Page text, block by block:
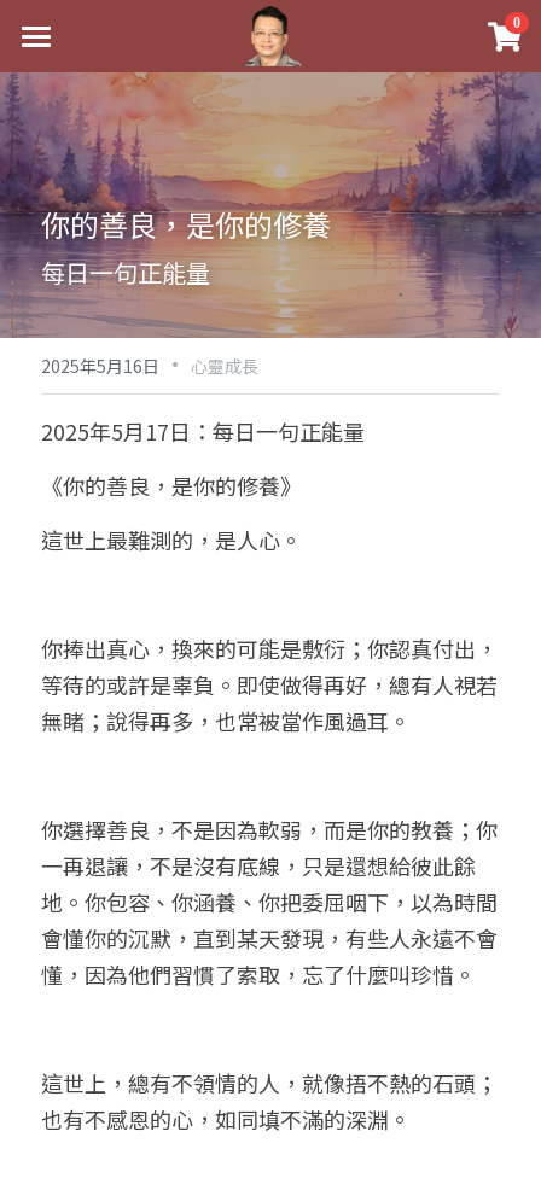
0
最新消息
關於我
實體經營
祖傳命理
手工印鑑
課程介紹
五行八字學
後天派陽宅
Blog
黃金會員專區
八字雜記
心靈成長
人氣最高
臉書生活
好書推廌
試閱專區
Podcast聽書
團隊訓練營
八字視頻
線上直播
自我挑戰
線上學苑
八字初階班1
八字初階班2
八字中階班
八字高階班
五行計算高階班
團隊訓練營
命理商城
八字完整班
科學八字推理PDF
八字批命
我的著作
科學八字推理2
科學八字推理3
輕鬆學會科學八字推理
批命預約
上課預約
FB粉絲頁
登錄/註冊
搜索
繁體中文
0938617837
support@p8zicourse.com
你的善良，是你的修養
每日一句正能量
2025年5月16日 · 心靈成長
2025年5月17日：每日一句正能量
《你的善良，是你的修養》
這世上最難測的，是人心。
你捧出真心，換來的可能是敷衍；你認真付出，
等待的或許是辜負。即使做得再好，總有人視若
無睹；說得再多，也常被當作風過耳。
你選擇善良，不是因為軟弱，而是你的教養；你
一再退讓，不是沒有底線，只是還想給彼此餘
地。你包容、你涵養、你把委屈咽下，以為時間
會懂你的沉默，直到某天發現，有些人永遠不會
懂，因為他們習慣了索取，忘了什麼叫珍惜。
這世上，總有不領情的人，就像捂不熱的石頭；
也有不感恩的心，如同填不滿的深淵。
×
商品分類
八字線上完整班
科學八字推理PDF
《十神高階實戰錄》完整典藏版
1美元超值PDF